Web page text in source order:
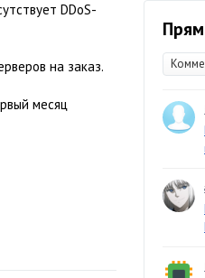
DDoS-
на заказ.
месяц